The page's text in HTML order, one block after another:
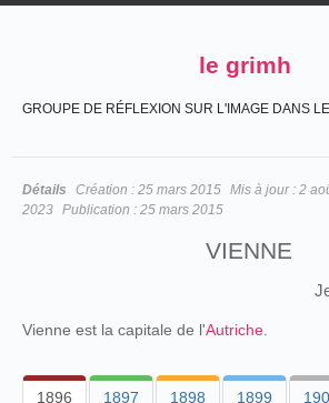
le grimh
GROUPE DE RÉFLEXION SUR L'IMAGE DANS
Détails Création : 25 mars 2015 Mis à jour : 2
2023 Publication : 25 mars 2015
VIENNE
Vienne est la capitale de l'Autriche
1896 1897 1898 1899